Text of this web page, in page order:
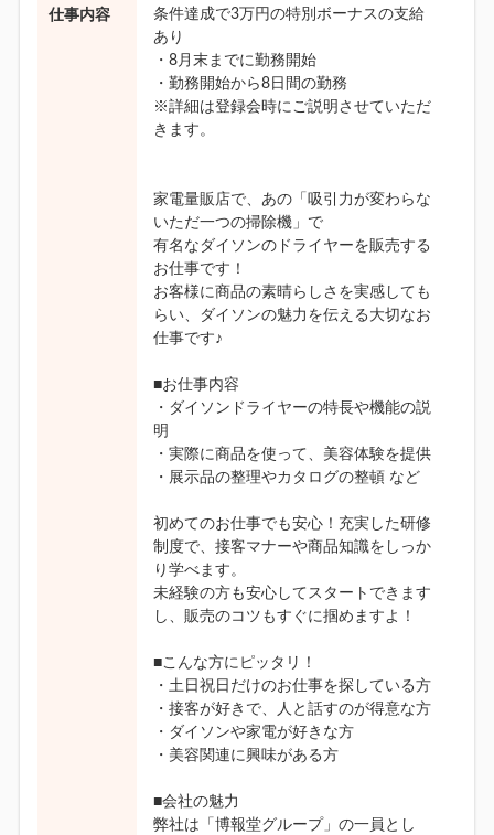
仕事内容
条件達成で3万円の特別ボーナスの支給
あり
・8月末までに勤務開始
・勤務開始から8日間の勤務
※詳細は登録会時にご説明させていただ
きます。
家電量販店で、あの「吸引力が変わらな
いただ一つの掃除機」で
有名なダイソンのドライヤーを販売する
お仕事です！
お客様に商品の素晴らしさを実感しても
らい、ダイソンの魅力を伝える大切なお
仕事です♪
■お仕事内容
・ダイソンドライヤーの特長や機能の説
明
・実際に商品を使って、美容体験を提供
・展示品の整理やカタログの整頓 など
初めてのお仕事でも安心！充実した研修
制度で、接客マナーや商品知識をしっか
り学べます。
未経験の方も安心してスタートできます
し、販売のコツもすぐに掴めますよ！
■こんな方にピッタリ！
・土日祝日だけのお仕事を探している方
・接客が好きで、人と話すのが得意な方
・ダイソンや家電が好きな方
・美容関連に興味がある方
■会社の魅力
弊社は「博報堂グループ」の一員とし